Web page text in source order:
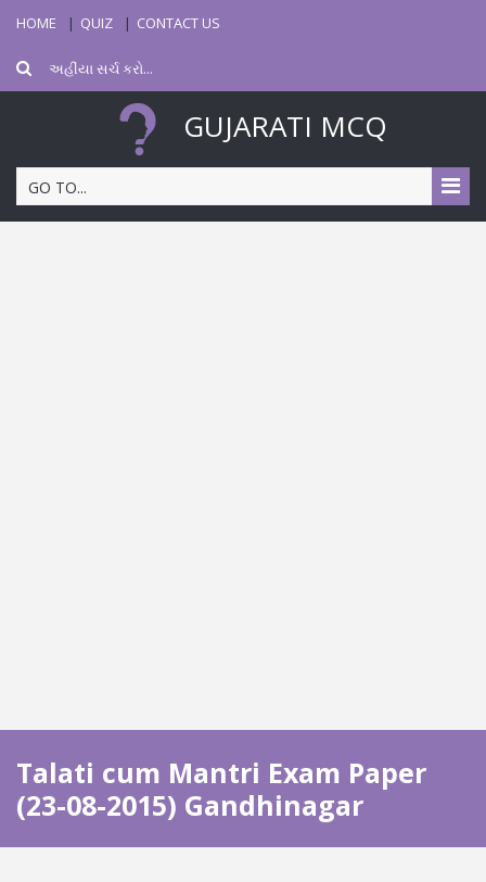
HOME QUIZ CONTACT US
GUJARATI MCQ
GO TO...
Talati cum Mantri Exam Paper
(23-08-2015) Gandhinagar